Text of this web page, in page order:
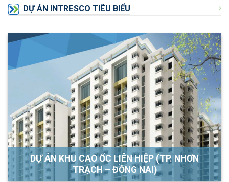
DỰ ÁN INTRESCO TIÊU BIỂU
DỰ ÁN KHU CAO ỐC LIÊN HIỆP (TP. NHƠN
TRẠCH – ĐỒNG NAI)